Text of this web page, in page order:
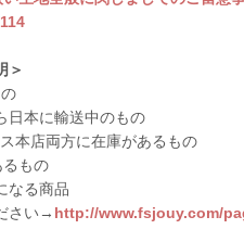
＞
日本に輸送中のもの
本店両方に在庫があるもの
るもの
なる商品
さい→ http://www.fsjouy.com/